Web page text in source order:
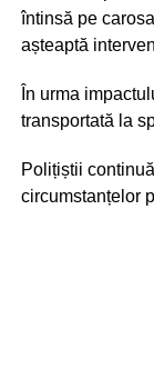
întinsă pe
așteaptă
În urma
transportată la
Polițiștii
circumstanțelor